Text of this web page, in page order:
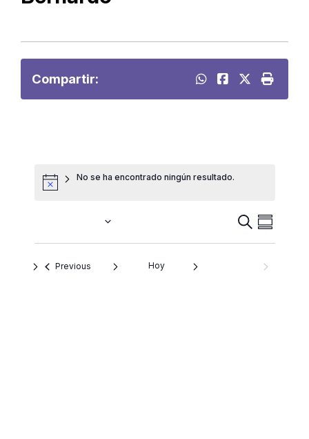
Compartir:
No se ha encontrado ningún resultado.
de
BUSCAR
de
SUMMARY
DATE.
PreviousEventos Hoy